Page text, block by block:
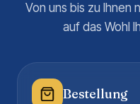
Von uns bis zu Ihnen
auf das Wohl
Bestellung